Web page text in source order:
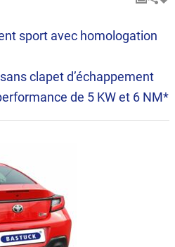
sport avec homologation
clapet d’échappement
de 5 KW et 6 NM*